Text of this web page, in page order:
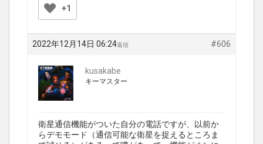
+1
2022年12月14日 06:24 #606
返信
kusakabe
キーマスター
衛星通信機能がついた自分の電話ですが、以前か
らデモモード（通信可能な衛星を捉えるところま